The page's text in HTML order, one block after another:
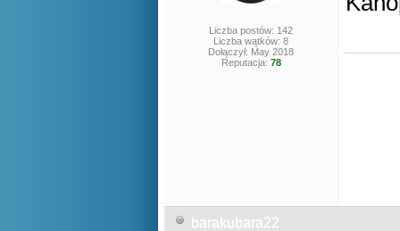
Liczba postów: 142
Liczba wątków: 8
Dołączył: May 2018
Reputacja: 78
barakubara22